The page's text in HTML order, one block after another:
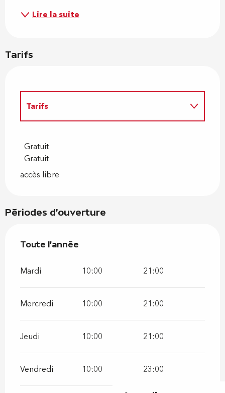
Lire la suite
Tarifs
Tarifs
Gratuit
Gratuit
accès libre
Périodes d'ouverture
Toute l'année
Toute l'année
Mardi 10:00 21:00
Mercredi 10:00 21:00
Jeudi 10:00 21:00
Vendredi 10:00 23:00